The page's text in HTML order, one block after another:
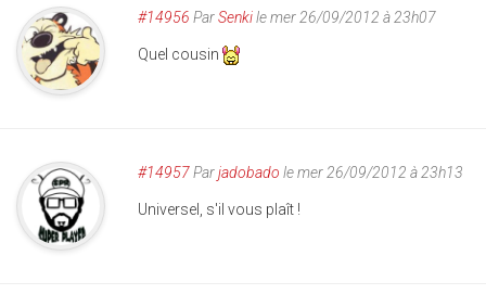
#14956 ParSenkile mer 26/09/2012 à 23h07
Quel cousin
#14957Parjadobado le mer 26/09/2012 à 23h13
Universel, s'il vous plaît !